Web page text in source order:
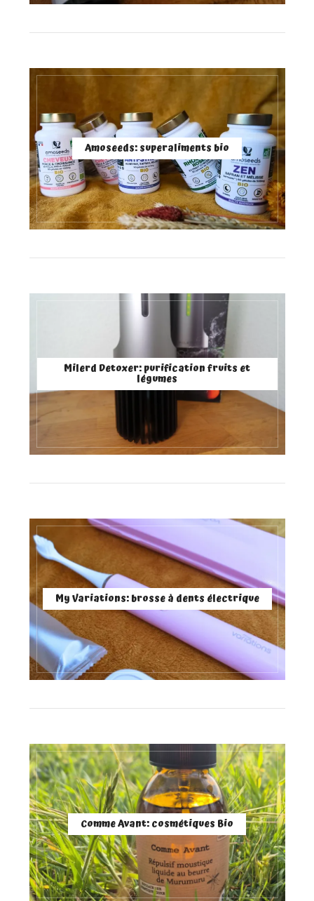
Amoseeds: superaliments bio
Milerd Detoxer: purification fruits et
légumes
My Variations: brosse à dents électrique
Comme Avant: cosmétiques Bio